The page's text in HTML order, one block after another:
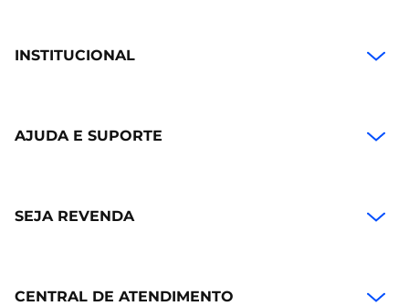
INSTITUCIONAL
AJUDA E SUPORTE
SEJA REVENDA
CENTRAL DE ATENDIMENTO